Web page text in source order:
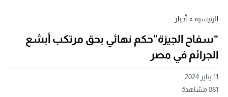
الرئيسية » أخبار
“سفاح الجيزة”حكم نهائي بحق مرتكب أبشع
الجرائم في مصر
11 يناير 2024
881مشاهدة